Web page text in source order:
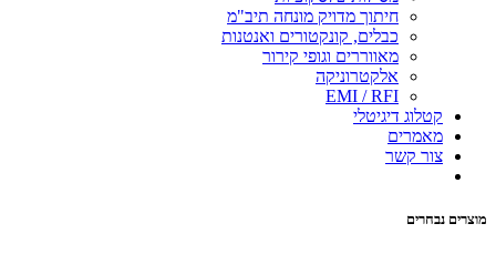
חיתוך מדויק מונחה תיב"מ
כבלים, קונקטורים ואנטנות
מאווררים וגופי קירור
אלקטרוניקה
EMI / RFI
קטלוג דיגיטלי
מאמרים
צור קשר
מוצרים נבחרים